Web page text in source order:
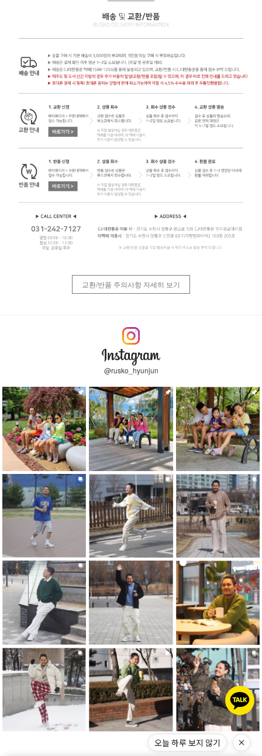
교환/반품 주의사항 자세히 보기
@rusko_hyunjun